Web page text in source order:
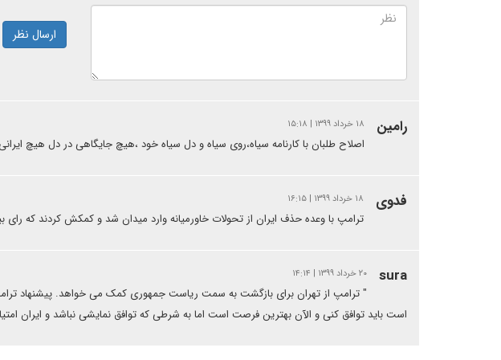
ارسال نظر
رامین ۱۸ خرداد ۱۳۹۹ | ۱۵:۱۸
اصلاح طلبان با کارنامه سیاه،روی سیاه و دل سیاه خود ،هیچ جایگاهی در دل هیچ
فدوی ۱۸ خرداد ۱۳۹۹ | ۱۶:۱۵
ترامپ با وعده حذف ایران از تحولات خاورمیانه وارد میدان شد و کمکش کردند که
sura ۲۰ خرداد ۱۳۹۹ | ۱۴:۱۴
" ترامپ از تهران برای بازگشت به سمت ریاست جمهوری کمک می خواهد. پیشنهاد
است باید توافق کنی و الآن بهترین فرصت است اما به شرطی که توافق نمایشی نباشد و ایران